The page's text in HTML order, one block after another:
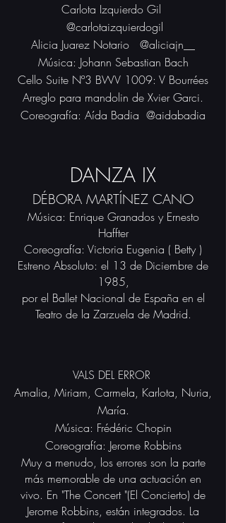
Carlota Izquierdo Gil
@carlotaizquierdogil
Alicia Juarez Notario @aliciajn__
Música: Johann Sebastian Bach
Cello Suite Nº3 BWV 1009: V Bourrées
Arreglo para mandolin de Xvier Garci.
Coreografía: Aída Badia @aidabadia
DANZA IX
DÉBORA MARTÍNEZ CANO
Música: Enrique Granados y Ernesto
Haffter
Coreografía: Victoria Eugenia ( Betty )
Estreno Absoluto: el 13 de Diciembre de
1985,
por el Ballet Nacional de España en el
Teatro de la Zarzuela de Madrid.
VALS DEL ERROR
Amalia, Miriam, Carmela, Karlota, Nuria,
María.
Música: Frédéric Chopin
Coreografía: Jerome Robbins
Muy a menudo, los errores son la parte
más memorable de una actuación en
vivo. En "The Concert "(El Concierto) de
Jerome Robbins, están integrados. La